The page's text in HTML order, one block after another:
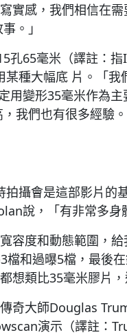
實感，我們相信在
。」
65毫米（譯註：
種大幅底 片。「我
用變形35毫米作為
我們也有很多經驗
攝會是這部影片的
說，「有非常多身
容度和動態範圍，
和過曝5檔，最後
想類比35毫米膠片，
奇大師Douglas
演示（譯註：